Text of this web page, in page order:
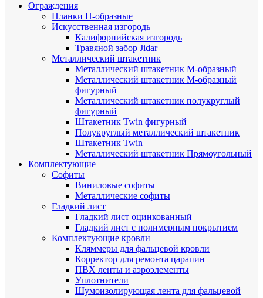
Ограждения
Планки П-образные
Искусственная изгородь
Калифорнийская изгородь
Травяной забор Jidar
Металлический штакетник
Металлический штакетник М-образный
Металлический штакетник М-образный
фигурный
Металлический штакетник полукруглый
фигурный
Штакетник Twin фигурный
Полукруглый металлический штакетник
Штакетник Twin
Металлический штакетник Прямоугольный
Комплектующие
Cофиты
Виниловые софиты
Металлические софиты
Гладкий лист
Гладкий лист оцинкованный
Гладкий лист с полимерным покрытием
Комплектующие кровли
Кляммеры для фальцевой кровли
Корректор для ремонта царапин
ПВХ ленты и аэроэлементы
Уплотнители
Шумоизолирующая лента для фальцевой